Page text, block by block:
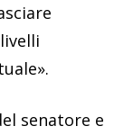
senatore e